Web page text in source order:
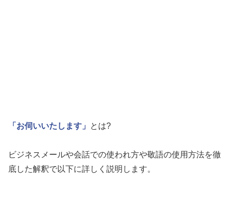
「お伺いいたします」 とは?
ビジネスメールや会話での使われ方や敬語の使用方法を徹
底した解釈で以下に詳しく説明します。